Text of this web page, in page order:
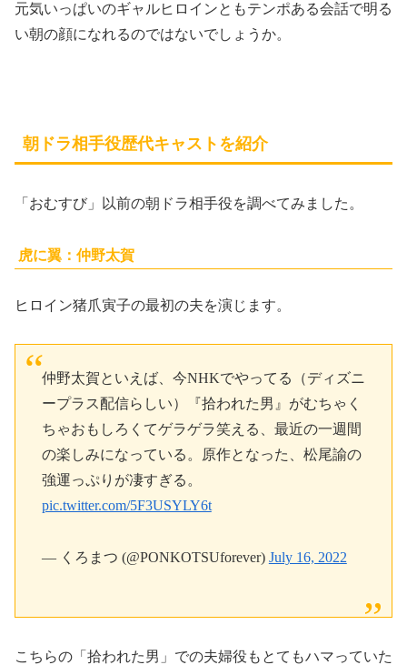
元気いっぱいのギャルヒロインともテンポある会話で明る
い朝の顔になれるのではないでしょうか。
朝ドラ相手役歴代キャストを紹介
「おむすび」以前の朝ドラ相手役を調べてみました。
虎に翼：仲野太賀
ヒロイン猪爪寅子の最初の夫を演じます。
仲野太賀といえば、今NHKでやってる（ディズニ
ープラス配信らしい）『拾われた男』がむちゃく
ちゃおもしろくてゲラゲラ笑える、最近の一週間
の楽しみになっている。原作となった、松尾諭の
強運っぷりが凄すぎる。
pic.twitter.com/5F3USYLY6t
— くろまつ (@PONKOTSUforever) July 16, 2022
こちらの「拾われた男」での夫婦役もとてもハマっていた